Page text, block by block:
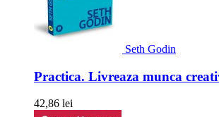
Seth Godin
Practica. Livreaza munca
42,86 lei